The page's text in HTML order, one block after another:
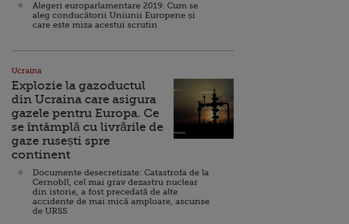
Alegeri europarlamentare 2019: Cum se
aleg conducătorii Uniunii Europene și
care este miza acestui scrutin
Ucraina
Explozie la gazoductul
din Ucraina care asigura
gazele pentru Europa. Ce
se întâmplă cu livrările de
gaze rusești spre
continent
Documente desecretizate: Catastrofa de la
Cernobîl, cel mai grav dezastru nuclear
din istorie, a fost precedată de alte
accidente de mai mică amploare, ascunse
de URSS